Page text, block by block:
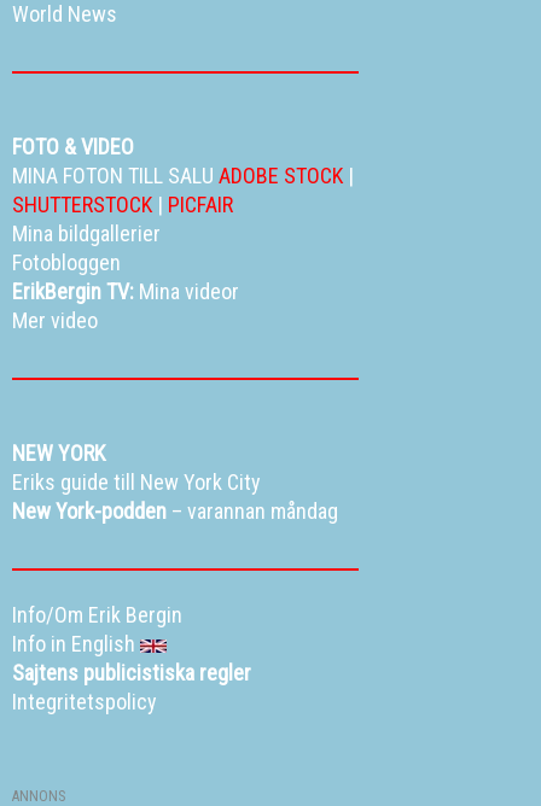
World News
FOTO & VIDEO
MINA FOTON TILL SALU ADOBE STOCK |
SHUTTERSTOCK | PICFAIR
Mina bildgallerier
Fotobloggen
ErikBergin TV: Mina videor
Mer video
NEW YORK
Eriks guide till New York City
New York-podden – varannan måndag
Info/Om Erik Bergin
Info in English
Sajtens publicistiska regler
Integritetspolicy
ANNONS